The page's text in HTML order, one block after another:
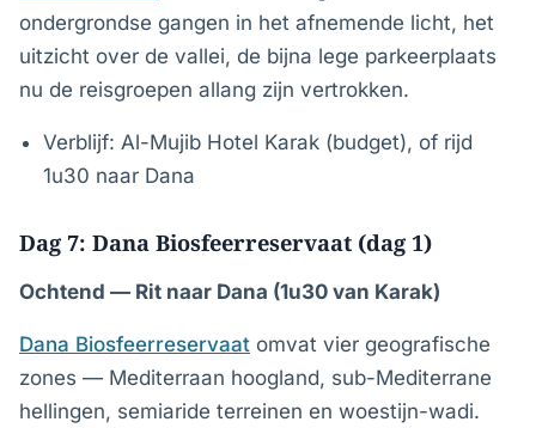
ondergrondse gangen in het afnemende licht, het
uitzicht over de vallei, de bijna lege parkeerplaats
nu de reisgroepen allang zijn vertrokken.
Verblijf: Al-Mujib Hotel Karak (budget), of rijd
1u30 naar Dana
Dag 7: Dana Biosfeerreservaat (dag 1)
Ochtend — Rit naar Dana (1u30 van Karak)
Dana Biosfeerreservaat omvat vier geografische
zones — Mediterraan hoogland, sub-Mediterrane
hellingen, semiaride terreinen en woestijn-wadi.